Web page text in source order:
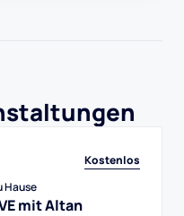
Kostenlos
Hause
mit Altan